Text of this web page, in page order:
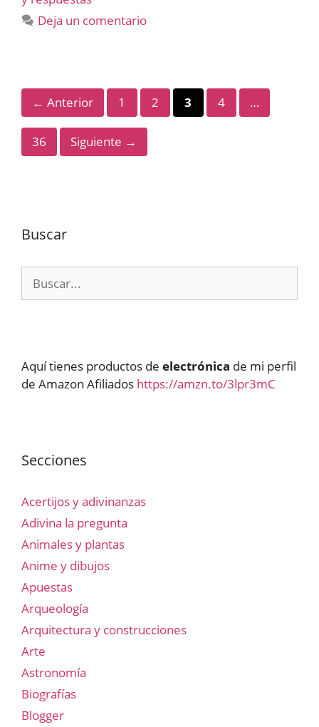
Deja un comentario
← Anterior Página
1 Página
2 Página
3 Página
4 …
Página
36 Siguiente →
Buscar
Aquí tienes productos de electrónica de mi perfil
de Amazon Afiliados https://amzn.to/3lpr3mC
Secciones
Acertijos y adivinanzas
Adivina la pregunta
Animales y plantas
Anime y dibujos
Apuestas
Arqueología
Arquitectura y construcciones
Arte
Astronomía
Biografías
Blogger